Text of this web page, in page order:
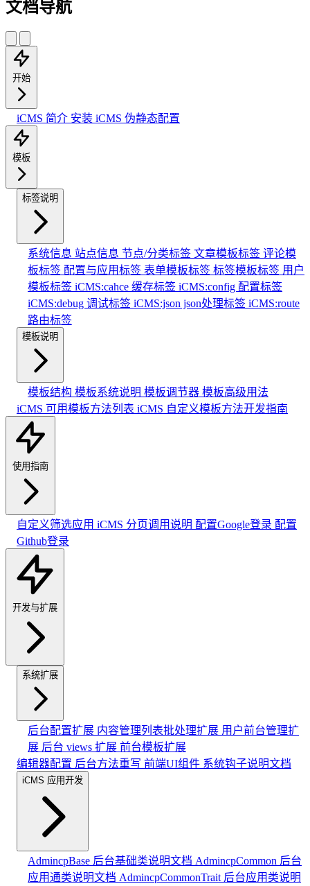
文档导航
开始
iCMS 简介 安装 iCMS 伪静态配置
模板
标签说明
系统信息 站点信息 节点/分类标签 文章模板标签 评论模
板标签 配置与应用标签 表单模板标签 标签模板标签 用户
模板标签 iCMS:cahce 缓存标签 iCMS:config 配置标签
iCMS:debug 调试标签 iCMS:json json处理标签 iCMS:route
路由标签
模板说明
模板结构 模板系统说明 模板调节器 模板高级用法
iCMS 可用模板方法列表 iCMS 自定义模板方法开发指南
使用指南
自定义筛选应用 iCMS 分页调用说明 配置Google登录 配置
Github登录
开发与扩展
系统扩展
后台配置扩展 内容管理列表批处理扩展 用户前台管理扩
展 后台 views 扩展 前台模板扩展
编辑器配置 后台方法重写 前端UI组件 系统钩子说明文档
iCMS 应用开发
AdmincpBase 后台基础类说明文档 AdmincpCommon 后台
应用通类说明文档 AdmincpCommonTrait 后台应用类说明